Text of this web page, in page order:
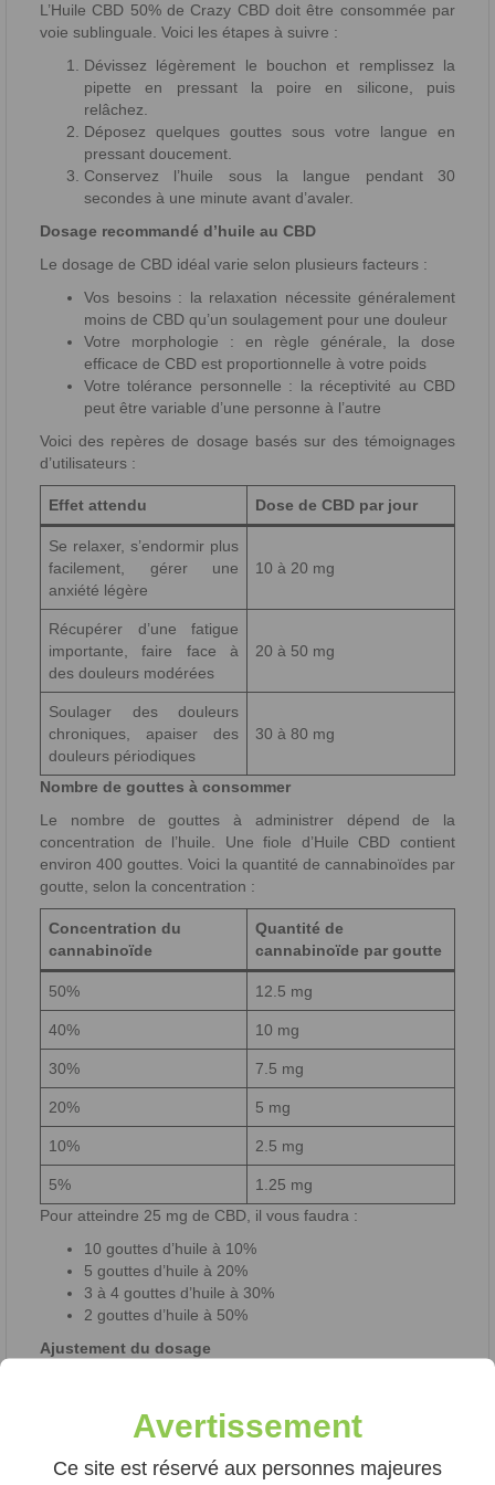
L’Huile CBD 50% de Crazy CBD doit être consommée par
voie sublinguale. Voici les étapes à suivre :
Dévissez légèrement le bouchon et remplissez la
pipette en pressant la poire en silicone, puis
relâchez.
Déposez quelques gouttes sous votre langue en
pressant doucement.
Conservez l’huile sous la langue pendant 30
secondes à une minute avant d’avaler.
Dosage recommandé d’huile au CBD
Le dosage de CBD idéal varie selon plusieurs facteurs :
Vos besoins : la relaxation nécessite généralement
moins de CBD qu’un soulagement pour une douleur
Votre morphologie : en règle générale, la dose
efficace de CBD est proportionnelle à votre poids
Votre tolérance personnelle : la réceptivité au CBD
peut être variable d’une personne à l’autre
Voici des repères de dosage basés sur des témoignages
d’utilisateurs :
Effet attendu Dose de CBD par jour
Se relaxer, s’endormir plus
facilement, gérer une
anxiété légère
10 à 20 mg
Récupérer d’une fatigue
importante, faire face à
des douleurs modérées
20 à 50 mg
Soulager des douleurs
chroniques, apaiser des
douleurs périodiques
30 à 80 mg
Nombre de gouttes à consommer
Le nombre de gouttes à administrer dépend de la
concentration de l’huile. Une fiole d’Huile CBD contient
environ 400 gouttes. Voici la quantité de cannabinoïdes par
goutte, selon la concentration :
Concentration du
cannabinoïde
Quantité de
cannabinoïde par goutte
50% 12.5 mg
40% 10 mg
30% 7.5 mg
20% 5 mg
10% 2.5 mg
5%
1.25 mg
Pour atteindre 25 mg de CBD, il vous faudra :
10 gouttes d’huile à 10%
5 gouttes d’huile à 20%
3 à 4 gouttes d’huile à 30%
2 gouttes d’huile à 50%
Ajustement du dosage
l’effet souhaité.
Fréquence de consommation et durée d’effet
Avertissement
Ce site est réservé aux personnes majeures